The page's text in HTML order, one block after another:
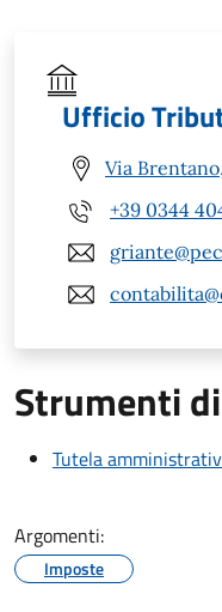
Ufficio
Via
+39 0344
Strumenti
Tutela
Argomenti:
Imposte